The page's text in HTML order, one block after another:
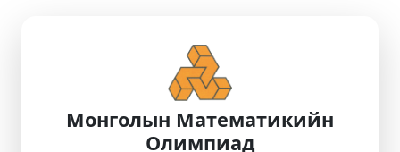
Монголын Математикийн
Олимпиад